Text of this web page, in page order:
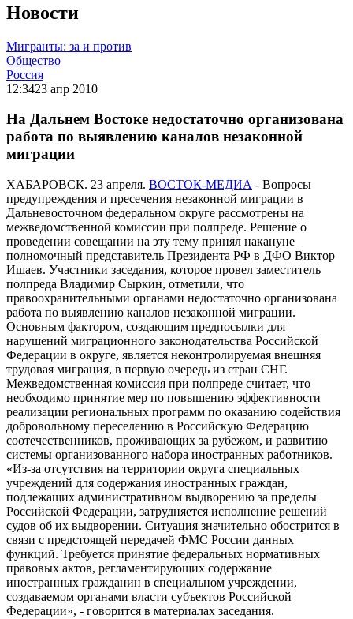
Новости
Мигранты: за и против
Общество
Россия
12:3423 апр 2010
На Дальнем Востоке недостаточно организована
работа по выявлению каналов незаконной
миграции
ХАБАРОВСК. 23 апреля. ВОСТОК-МЕДИА - Вопросы
предупреждения и пресечения незаконной миграции в
Дальневосточном федеральном округе рассмотрены на
межведомственной комиссии при полпреде. Решение о
проведении совещании на эту тему принял накануне
полномочный представитель Президента РФ в ДФО Виктор
Ишаев. Участники заседания, которое провел заместитель
полпреда Владимир Сыркин, отметили, что
правоохранительными органами недостаточно организована
работа по выявлению каналов незаконной миграции.
Основным фактором, создающим предпосылки для
нарушений миграционного законодательства Российской
Федерации в округе, является неконтролируемая внешняя
трудовая миграция, в первую очередь из стран СНГ.
Межведомственная комиссия при полпреде считает, что
необходимо принятие мер по повышению эффективности
реализации региональных программ по оказанию содействия
добровольному переселению в Российскую Федерацию
соотечественников, проживающих за рубежом, и развитию
системы организованного набора иностранных работников.
«Из-за отсутствия на территории округа специальных
учреждений для содержания иностранных граждан,
подлежащих административном выдворению за пределы
Российской Федерации, затрудняется исполнение решений
судов об их выдворении. Ситуация значительно обострится в
связи с предстоящей передачей ФМС России данных
функций. Требуется принятие федеральных нормативных
правовых актов, регламентирующих содержание
иностранных гражданин в специальном учреждении,
создаваемом органами власти субъектов Российской
Федерации», - говорится в материалах заседания.